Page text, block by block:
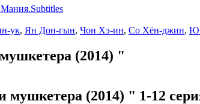
ук, Ян Дон-гын, Чон Хэ-ин, Со Хён-джин, Ю
(2014) "
(2014) " 1-12